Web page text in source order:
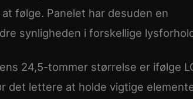
følge. Panelet har desuden en
synligheden i forskellige
24,5-tommer størrelse er ifølge
det lettere at holde vigtige